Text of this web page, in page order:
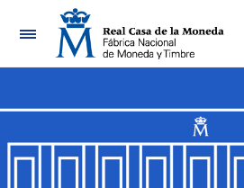
Nabigazioa